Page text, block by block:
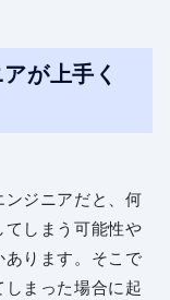
が上手く
ジニアだと、何
しまう可能性や
ります。そこで
まった場合に起